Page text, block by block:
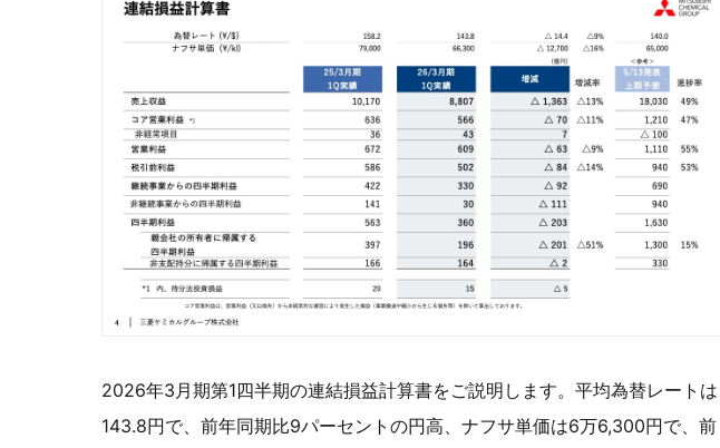
2026年3月期第1四半期の連結損益計算書をご説明します。平均為替レートは
143.8円で、前年同期比9パーセントの円高、ナフサ単価は6万6,300円で、前